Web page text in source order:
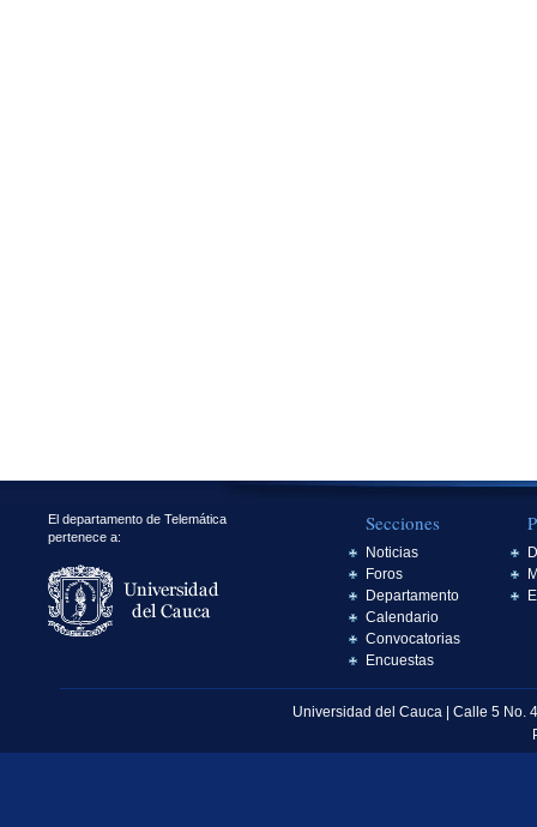
El departamento de Telemática
pertenece a:
Secciones
Noticias
Foros
Departamento
Calendario
Convocatorias
Encuestas
Universidad del Cauca | Calle 5 No.